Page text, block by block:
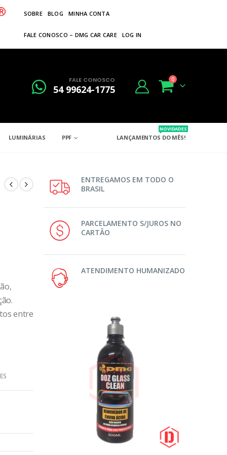
SOBRE BLOG MINHA CONTA
FALE CONOSCO – DMG CAR CARE LOG IN
FALE CONOSCO
54 99624-1775
0
LUMINÁRIAS PPF LANÇAMENTOS DO MÊS!
NOVIDADES
entre
ENTREGAMOS EM TODO O
BRASIL
PARCELAMENTO S/JUROS NO
CARTÃO
ATENDIMENTO HUMANIZADO